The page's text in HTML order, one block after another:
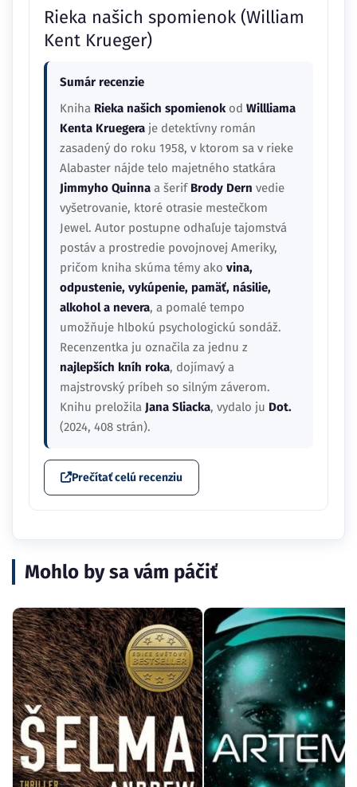
Rieka našich spomienok (William
Kent Krueger)
Sumár recenzie
Kniha Rieka našich spomienokod Willliama
Kenta Kruegera je detektívny román
zasadený do roku 1958, v ktorom sa v rieke
Alabaster nájde telo majetného statkára
Jimmyho Quinna a šerif Brody Dern vedie
vyšetrovanie, ktoré otrasie mestečkom
Jewel. Autor postupne odhaľuje tajomstvá
postáv a prostredie povojnovej Ameriky,
pričom kniha skúma témy ako vina,
odpustenie, vykúpenie, pamäť, násilie,
alkohol a nevera, a pomalé tempo
umožňuje hlbokú psychologickú sondáž.
Recenzentka ju označila za jednu z
najlepších kníh roka, dojímavý a
majstrovský príbeh so silným záverom.
Knihu preložila Jana Sliacka, vydalo ju Dot.
(2024, 408 strán).
Prečítať celú recenziu
Mohlo by sa vám páčiť